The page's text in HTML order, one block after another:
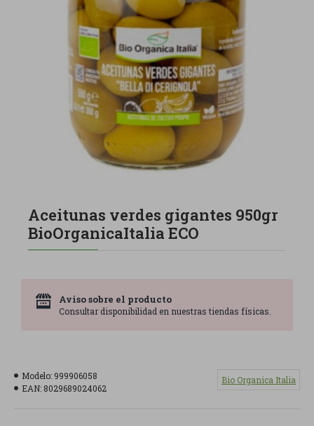
Aceitunas verdes gigantes 950gr
BioOrganicaItalia ECO
Aviso sobre el producto
Consultar disponibilidad en nuestras tiendas físicas.
Modelo: 999906058
EAN: 8029689024062
Bio Organica Italia